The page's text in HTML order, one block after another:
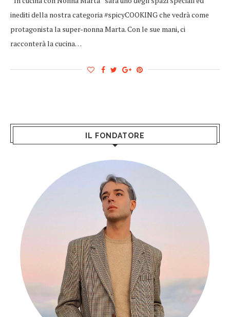
inediti della nostra categoria #spicyCOOKING che vedrà come
protagonista la super-nonna Marta. Con le sue mani, ci
racconterà la cucina…
IL FONDATORE